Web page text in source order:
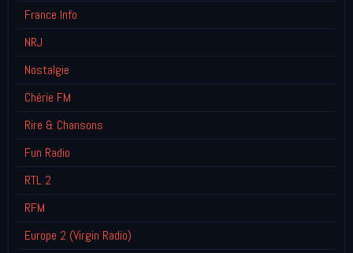
France Info
NRJ
Nostalgie
Chérie FM
Rire & Chansons
Fun Radio
RTL 2
RFM
Europe 2 (Virgin Radio)